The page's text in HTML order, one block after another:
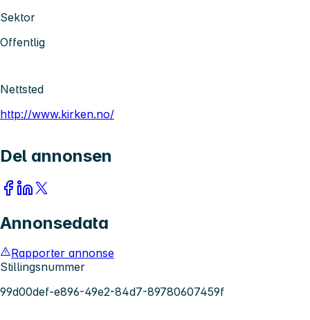
Sektor
Offentlig
Nettsted
http://www.kirken.no/
Del annonsen
Annonsedata
Rapporter annonse
Stillingsnummer
99d00def-e896-49e2-84d7-89780607459f